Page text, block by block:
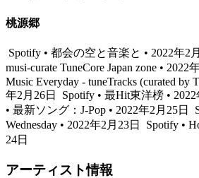
桃源郷
Spotify • 都会の空と音楽と • 2022年2
musi-curate TuneCore Japan zone • 2022
Music Everyday - tuneTracks (curated by
年2月26日
Spotify • 最Hit東洋榜 • 2022
• 最新ソング：J-Pop • 2022年2月25日
Wednesday • 2022年2月23日
Spotify •
24日
アーティスト情報